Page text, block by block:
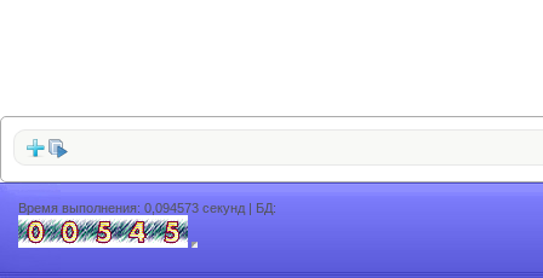
Время выполнения: 0,094573 секунд | БД: